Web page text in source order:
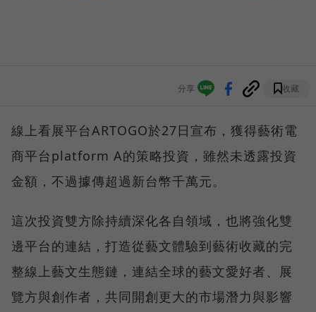
分享 收藏
線上看展平台ARTOGO於27日宣布，獲得藝術電
商平台platform A的策略投資，雖然未透露投資
金額，不過據傳超過新台幣千萬元。
這次投資雙方除持續深化各自領域，也將強化雙
邊平台的連結，打造從藝文體驗到藝術收藏的完
整線上藝文生態鏈，連結全球的藝文愛好者、展
覽方與創作者，共同開創更大的市場潛力與影響